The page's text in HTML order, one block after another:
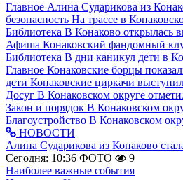
Главное Алина Сударикова из
безопасность На трассе в
Библиотека В Конаково открылась
Афиша Конаковский фандомный
Библиотека В дни каникул дети в
Главное Конаковские борцы
дети Конаковские циркачи
Досуг В Конаковском округе
Закон и порядок В Конаковском
Благоустройство В Конаковском
НОВОСТИ
Алина Сударикова из Конаково
Сегодня: 10:36 ФОТО
9
Наиболее важные события